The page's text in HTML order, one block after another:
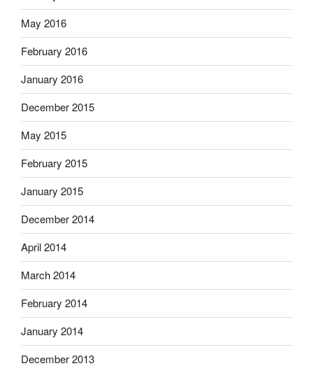
May 2016
February 2016
January 2016
December 2015
May 2015
February 2015
January 2015
December 2014
April 2014
March 2014
February 2014
January 2014
December 2013